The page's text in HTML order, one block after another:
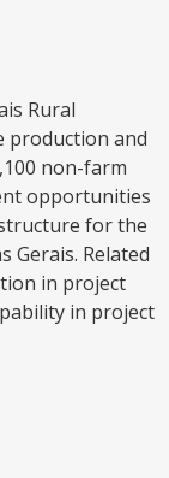
Rural
production and
non-farm
opportunities
for the
Gerais. Related
in project
in project